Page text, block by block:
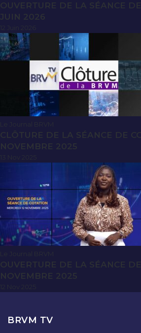
OUVERTURE DE LA SÉANCE
JUIN 2026
Le Journal BRVM
CLÔTURE DE LA SÉANCE DE
NOVEMBRE 2025
Le Journal BRVM
OUVERTURE DE LA SÉANCE
NOVEMBRE 2025
BRVM TV